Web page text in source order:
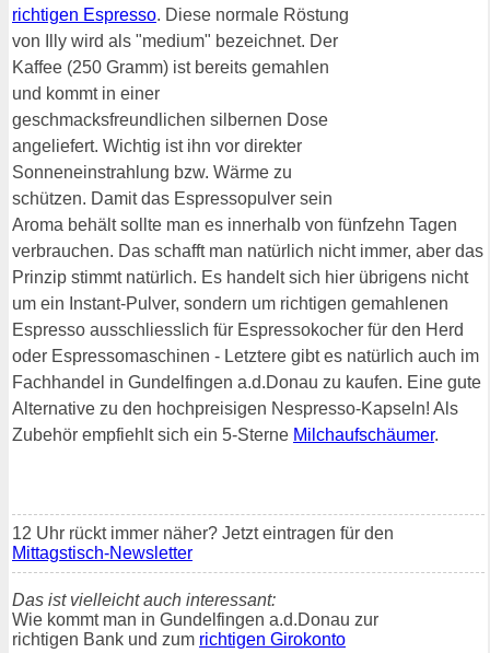
richtigen Espresso. Diese normale Röstung
von Illy wird als "medium" bezeichnet. Der
Kaffee (250 Gramm) ist bereits gemahlen
und kommt in einer
geschmacksfreundlichen silbernen Dose
angeliefert. Wichtig ist ihn vor direkter
Sonneneinstrahlung bzw. Wärme zu
schützen. Damit das Espressopulver sein
Aroma behält sollte man es innerhalb von fünfzehn Tagen
verbrauchen. Das schafft man natürlich nicht immer, aber das
Prinzip stimmt natürlich. Es handelt sich hier übrigens nicht
um ein Instant-Pulver, sondern um richtigen gemahlenen
Espresso ausschliesslich für Espressokocher für den Herd
oder Espressomaschinen - Letztere gibt es natürlich auch im
Fachhandel in Gundelfingen a.d.Donau zu kaufen. Eine gute
Alternative zu den hochpreisigen Nespresso-Kapseln! Als
Zubehör empfiehlt sich ein 5-Sterne Milchaufschäumer.
12 Uhr rückt immer näher? Jetzt eintragen für den
Mittagstisch-Newsletter
Das ist vielleicht auch interessant:
Wie kommt man in Gundelfingen a.d.Donau zur
richtigen Bank und zum richtigen Girokonto